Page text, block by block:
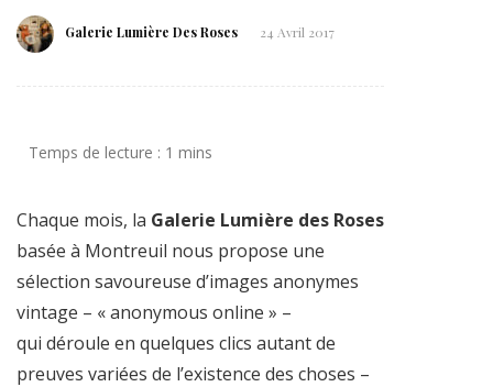
Galerie Lumière Des Roses 24 Avril 2017
Chaque mois, la Galerie Lumière des Roses
basée à Montreuil nous propose une
sélection savoureuse d’images anonymes
vintage – « anonymous online » –
qui déroule en quelques clics autant de
preuves variées de l’existence des choses –